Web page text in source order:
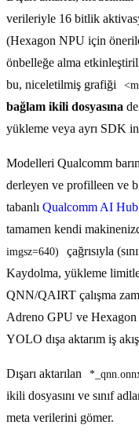
verileriyle 16 bitlik
(Hexagon NPU için
önbelleğe alma
bu, niceletilmiş grafiği
bağlam ikili dosyasına
yükleme veya ayrı SDK
Modelleri Qualcomm
derleyen ve profilleen ve
tabanlı Qualcomm AI Hub
tamamen kendi
imgsz=640)
çağrısıyla
Kaydolma, yükleme
QNN/QAIRT çalışma
Adreno GPU ve
YOLO dışa aktarım iş
Dışarı aktarılan
ikili dosyasını ve sınıf
meta verilerini gömer.